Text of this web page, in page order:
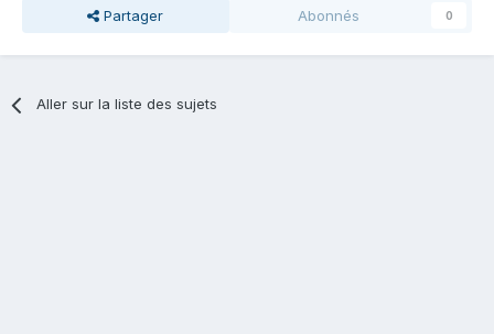
Partager Abonnés 0
Aller sur la liste des sujets